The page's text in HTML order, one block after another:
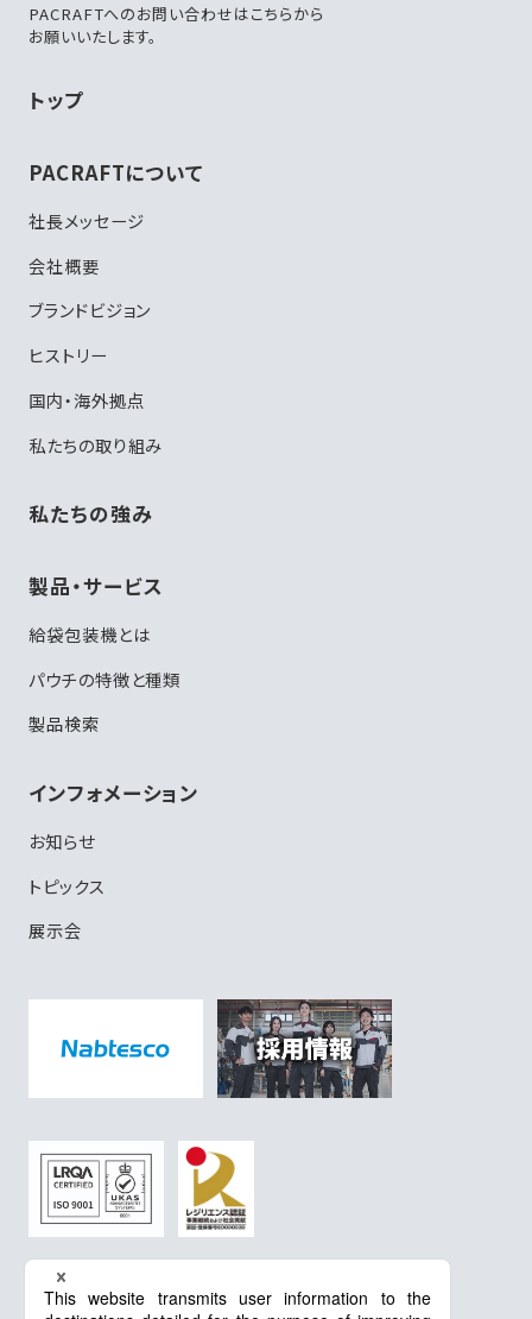
PACRAFTへのお問い合わせはこちらから
お願いいたします。
トップ
PACRAFTについて
社長メッセージ
会社概要
ブランドビジョン
ヒストリー
国内・海外拠点
私たちの取り組み
私たちの強み
製品・サービス
給袋包装機とは
パウチの特徴と種類
製品検索
インフォメーション
お知らせ
トピックス
展示会
プライバシーポリシー